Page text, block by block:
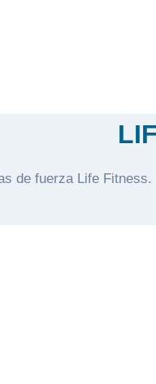
de fuerza Life